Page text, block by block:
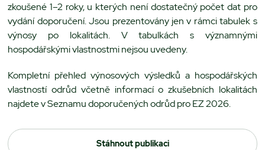
zkoušené 1–2 roky, u kterých není dostatečný počet dat pro
vydání doporučení. Jsou prezentovány jen v rámci tabulek s
výnosy po lokalitách. V tabulkách s významnými
hospodářskými vlastnostmi nejsou uvedeny.
Kompletní přehled výnosových výsledků a hospodářských
vlastností odrůd včetně informací o zkušebních lokalitách
najdete v Seznamu doporučených odrůd pro EZ 2026.
Stáhnout publikaci